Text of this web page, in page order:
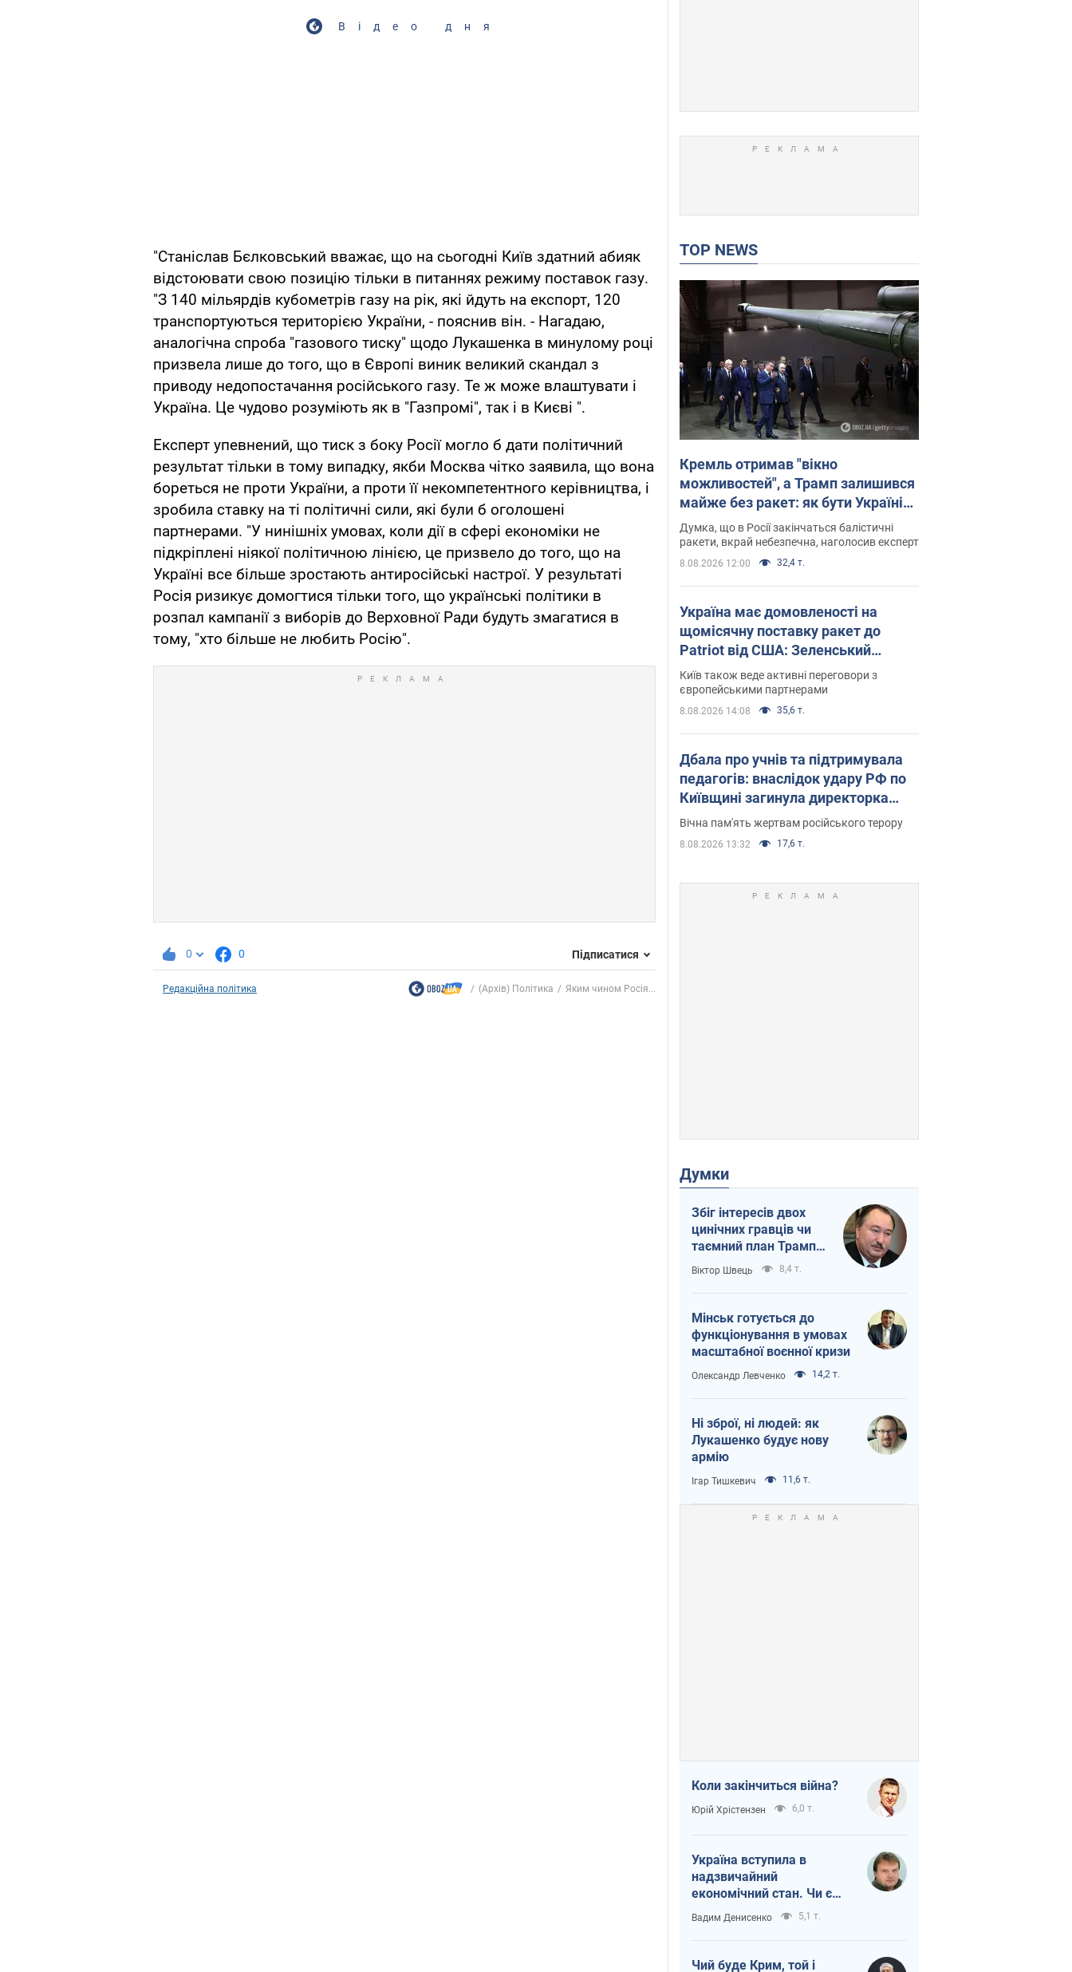
Відео дня
"Станіслав Бєлковський вважає, що на сьогодні Київ здатний абияк
відстоювати свою позицію тільки в питаннях режиму поставок газу.
"З 140 мільярдів кубометрів газу на рік, які йдуть на експорт, 120
транспортуються територією України, - пояснив він. - Нагадаю,
аналогічна спроба "газового тиску" щодо Лукашенка в минулому році
призвела лише до того, що в Європі виник великий скандал з
приводу недопостачання російського газу. Те ж може влаштувати і
Україна. Це чудово розуміють як в "Газпромі", так і в Києві ".
Експерт упевнений, що тиск з боку Росії могло б дати політичний
результат тільки в тому випадку, якби Москва чітко заявила, що вона
бореться не проти України, а проти її некомпетентного керівництва, і
зробила ставку на ті політичні сили, які були б оголошені
партнерами. "У нинішніх умовах, коли дії в сфері економіки не
підкріплені ніякої політичною лінією, це призвело до того, що на
Україні все більше зростають антиросійські настрої. У результаті
Росія ризикує домогтися тільки того, що українські політики в
розпал кампанії з виборів до Верховної Ради будуть змагатися в
тому, "хто більше не любить Росію".
0 0 Підписатися
Редакційна політика (Архів) Політика Яким чином Росія...
TOP NEWS
Кремль отримав "вікно
можливостей", а Трамп залишився
майже без ракет: як бути Україні?
Інтерв’ю з Мельником
Думка, що в Росії закінчаться балістичні
ракети, вкрай небезпечна, наголосив експерт
8.08.2026 12:00 32,4 т.
Україна має домовленості на
щомісячну поставку ракет до
Patriot від США: Зеленський
розкрив подробиці
Київ також веде активні переговори з
європейськими партнерами
8.08.2026 14:08 35,6 т.
Дбала про учнів та підтримувала
педагогів: внаслідок удару РФ по
Київщині загинула директорка
київського ліцею, її чоловік та онук
Вічна пам'ять жертвам російського терору
8.08.2026 13:32 17,6 т.
Думки
Збіг інтересів двох
цинічних гравців чи
таємний план Трампа
і Путіна?
Віктор Швець 8,4 т.
Мінськ готується до
функціонування в умовах
масштабної воєнної кризи
Олександр Левченко 14,2 т.
Ні зброї, ні людей: як
Лукашенко будує нову
армію
Ігар Тишкевич 11,6 т.
Коли закінчиться війна?
Юрій Хрістензен 6,0 т.
Україна вступила в
надзвичайний
економічний стан. Чи є
світло вкінці тунелю?
Вадим Денисенко 5,1 т.
Чий буде Крим, той і